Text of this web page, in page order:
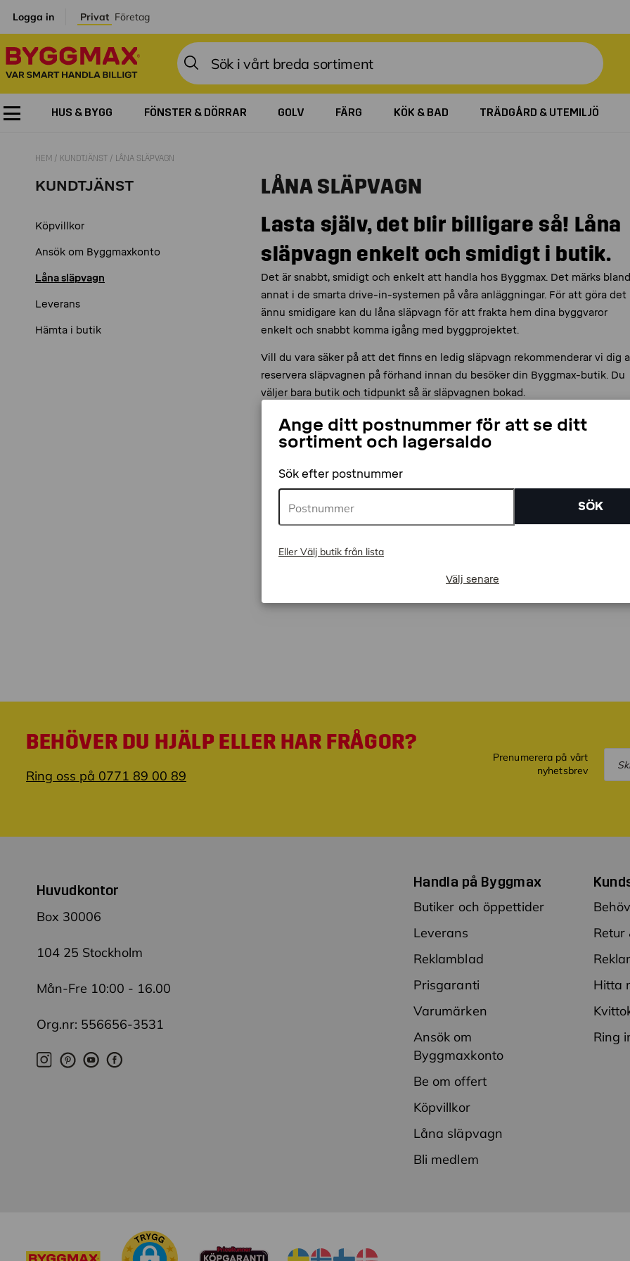
Privat Företag
Logga in
Ange ditt postnummer för att se ditt
sortiment och lagersaldo
Sök efter postnummer
SÖK
Eller Välj butik från lista
Välj senare
HUS & BYGG FÖNSTER & DÖRRAR GOLV FÄRG KÖK & BAD TRÄDGÅRD & UTEMILJÖ
HEM KUNDTJÄNST LÅNA SLÄPVAGN
KUNDTJÄNST
Köpvillkor
Ansök om Byggmaxkonto
Låna släpvagn
Leverans
Hämta i butik
LÅNA SLÄPVAGN
Lasta själv, det blir billigare så! Låna
släpvagn enkelt och smidigt i butik.
Det är snabbt, smidigt och enkelt att handla hos Byggmax. Det märks bland
annat i de smarta drive-in-systemen på våra anläggningar. För att göra det
ännu smidigare kan du låna släpvagn för att frakta hem dina byggvaror
enkelt och snabbt komma igång med byggprojektet.
Vill du vara säker på att det finns en ledig släpvagn rekommenderar vi dig
reservera släpvagnen på förhand innan du besöker din Byggmax-butik. Du
väljer bara butik och tidpunkt så är släpvagnen bokad.
Boka en släpvagn genom att trycka här:
Behöver du boka en släpvagn i vår butik i Kiruna så gör du det
BEHÖVER DU HJÄLP ELLER HAR FRÅGOR?
Ring oss på 0771 89 00 89
Prenumerera på vårt
nyhetsbrev
Huvudkontor
Box 30006
104 25 Stockholm
Mån-Fre 10:00 - 16.00
Org.nr: 556656-3531
Handla på Byggmax
Butiker och öppettider
Leverans
Reklamblad
Prisgaranti
Varumärken
Ansök om
Byggmaxkonto
Be om offert
Köpvillkor
Låna släpvagn
Bli medlem
Hitta
Ring